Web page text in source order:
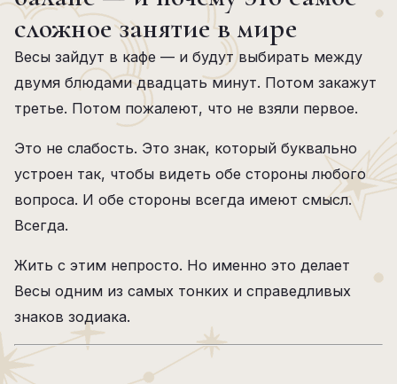
сложное занятие в мире
Весы зайдут в кафе — и будут выбирать между
двумя блюдами двадцать минут. Потом закажут
третье. Потом пожалеют, что не взяли первое.
Это не слабость. Это знак, который буквально
устроен так, чтобы видеть обе стороны любого
вопроса. И обе стороны всегда имеют смысл.
Всегда.
Жить с этим непросто. Но именно это делает
Весы одним из самых тонких и справедливых
знаков зодиака.